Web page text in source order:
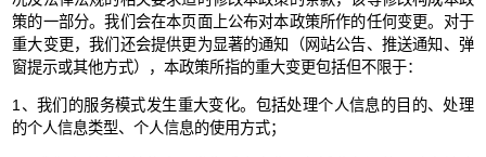
策的一部分。我们会在本页面上公布对本政策所作的任何变更。对于
重大变更，我们还会提供更为显著的通知（网站公告、推送通知、弹
窗提示或其他方式），本政策所指的重大变更包括但不限于：
1、我们的服务模式发生重大变化。包括处理个人信息的目的、处理
的个人信息类型、个人信息的使用方式；